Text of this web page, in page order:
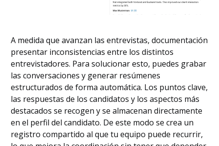
A medida que avanzan las entrevistas, documentación
presentar inconsistencias entre los distintos
entrevistadores. Para solucionar esto, puedes grabar
las conversaciones y generar resúmenes
estructurados de forma automática. Los puntos clave,
las respuestas de los candidatos y los aspectos más
destacados se recogen y se almacenan directamente
en el perfil del candidato. De este modo se crea un
registro compartido al que tu equipo puede recurrir,